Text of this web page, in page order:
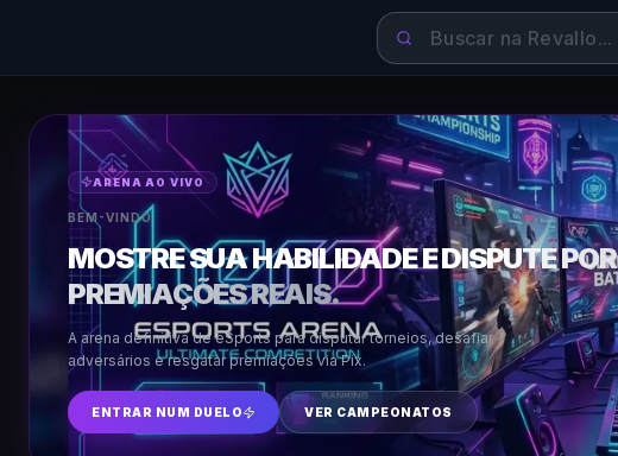
ARENA AO VIVO
BEM-VINDO
MOSTRE SUA HABILIDADE E DISPUTE POR
PREMIAÇÕES REAIS.
A arena definitiva de eSports para disputar torneios, desafiar
adversários e resgatar premiações via Pix.
ENTRAR NUM DUELO VER CAMPEONATOS